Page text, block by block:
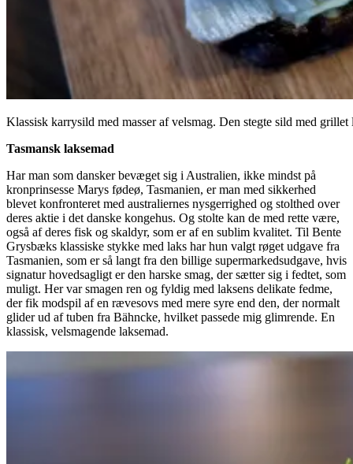
Klassisk karrysild med masser af velsmag. Den stegte sild med
Tasmansk laksemad
Har man som dansker bevæget sig i Australien, ikke mindst på
kronprinsesse Marys fødeø, Tasmanien, er man med sikkerhed
blevet konfronteret med australiernes nysgerrighed og stolthed over
deres aktie i det danske kongehus. Og stolte kan de med rette være,
også af deres fisk og skaldyr, som er af en sublim kvalitet. Til Bente
Grysbæks klassiske stykke med laks har hun valgt røget udgave fra
Tasmanien, som er så langt fra den billige supermarkedsudgave, hvis
signatur hovedsagligt er den harske smag, der sætter sig i fedtet, som
muligt. Her var smagen ren og fyldig med laksens delikate fedme,
der fik modspil af en rævesovs med mere syre end den, der normalt
glider ud af tuben fra Bähncke, hvilket passede mig glimrende. En
klassisk, velsmagende laksemad.